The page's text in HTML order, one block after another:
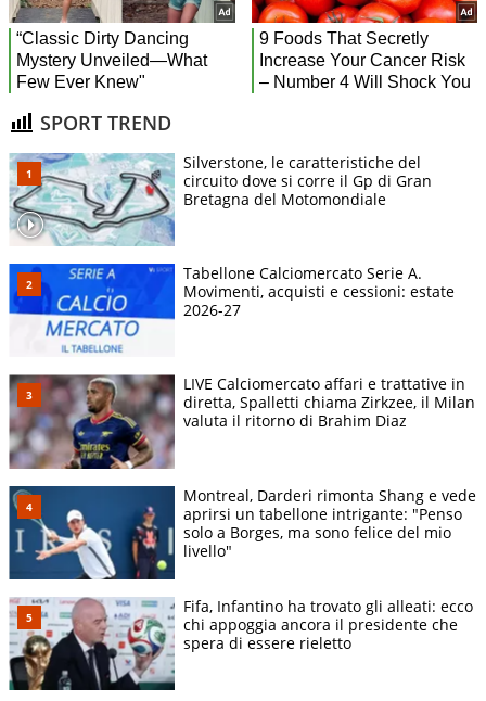
SPORT TREND
Silverstone, le caratteristiche del
circuito dove si corre il Gp di Gran
Bretagna del Motomondiale
Tabellone Calciomercato Serie A.
Movimenti, acquisti e cessioni: estate
2026-27
LIVE Calciomercato affari e trattative in
diretta, Spalletti chiama Zirkzee, il Milan
valuta il ritorno di Brahim Diaz
Montreal, Darderi rimonta Shang e vede
aprirsi un tabellone intrigante: "Penso
solo a Borges, ma sono felice del mio
livello"
Fifa, Infantino ha trovato gli alleati: ecco
chi appoggia ancora il presidente che
spera di essere rieletto